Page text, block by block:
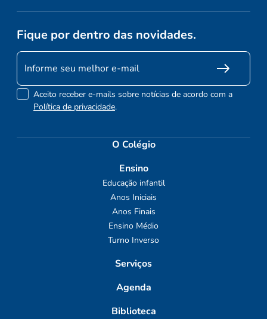
O Colégio
Ensino
Educação infantil
Anos Iniciais
Anos Finais
Ensino Médio
Turno Inverso
Serviços
Agenda
Biblioteca
Fique por dentro das novidades.
Aceito receber e-mails sobre notícias de acordo com a
Política de privacidade.